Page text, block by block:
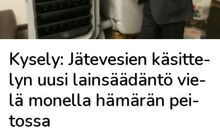
Ky­se­ly: Jä­te­ve­sien kä­sit­te­
lyn uusi lain­sää­dän­tö vie­
lä mo­nel­la hä­mä­rän pei­
tos­sa